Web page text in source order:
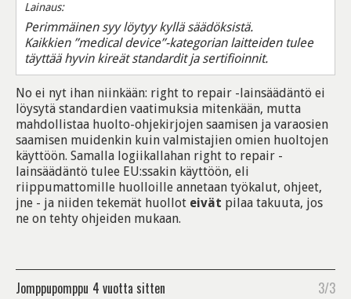
Lainaus:
Perimmäinen syy löytyy kyllä säädöksistä.
Kaikkien ”medical device”-kategorian laitteiden tulee
täyttää hyvin kireät standardit ja sertifioinnit.
No ei nyt ihan niinkään: right to repair -lainsäädäntö ei
löysytä standardien vaatimuksia mitenkään, mutta
mahdollistaa huolto-ohjekirjojen saamisen ja varaosien
saamisen muidenkin kuin valmistajien omien huoltojen
käyttöön. Samalla logiikallahan right to repair -
lainsäädäntö tulee EU:ssakin käyttöön, eli
riippumattomille huolloille annetaan työkalut, ohjeet,
jne - ja niiden tekemät huollot eivät pilaa takuuta, jos
ne on tehty ohjeiden mukaan.
Jomppupomppu 4 vuotta sitten 3/3